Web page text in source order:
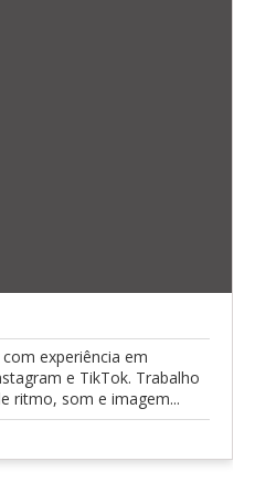
experiência em
e TikTok. Trabalho
ritmo, som e imagem...